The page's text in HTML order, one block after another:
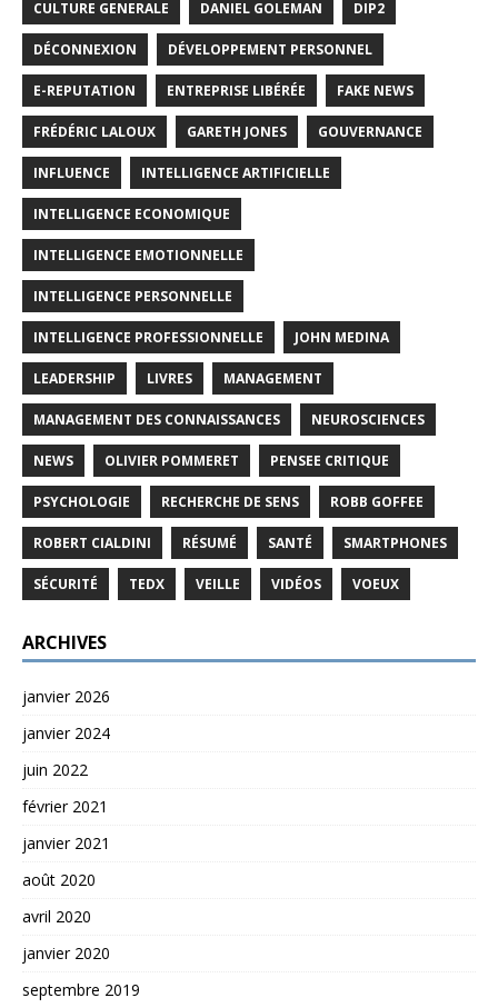
CULTURE GENERALE DANIEL GOLEMAN DIP2
DÉCONNEXION DÉVELOPPEMENT PERSONNEL
E-REPUTATION ENTREPRISE LIBÉRÉE FAKE NEWS
FRÉDÉRIC LALOUX GARETH JONES GOUVERNANCE
INFLUENCE INTELLIGENCE ARTIFICIELLE
INTELLIGENCE ECONOMIQUE
INTELLIGENCE EMOTIONNELLE
INTELLIGENCE PERSONNELLE
INTELLIGENCE PROFESSIONNELLE JOHN MEDINA
LEADERSHIP LIVRES MANAGEMENT
MANAGEMENT DES CONNAISSANCES NEUROSCIENCES
NEWS OLIVIER POMMERET PENSEE CRITIQUE
PSYCHOLOGIE RECHERCHE DE SENS ROBB GOFFEE
ROBERT CIALDINI RÉSUMÉ SANTÉ SMARTPHONES
SÉCURITÉ TEDX VEILLE VIDÉOS VOEUX
ARCHIVES
janvier 2026
janvier 2024
juin 2022
février 2021
janvier 2021
août 2020
avril 2020
janvier 2020
septembre 2019